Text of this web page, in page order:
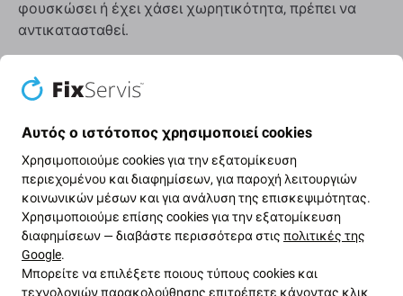
φουσκώσει ή έχει χάσει χωρητικότητα, πρέπει να
αντικατασταθεί.
Πότε πρέπει να αντικαταστήσετε την μπαταρία;
η συσκευή αποφορτίζεται γρήγορα
η συσκευή υπερθερμαίνεται
η συσκευή δεν μπορεί να φορτιστεί στο 100%
η συσκευή δεν υποδεικνύει σωστά την
κατάσταση της μπαταρίας
Ποιότητα ανταλλακτικών
Αυτός ο ιστότοπος χρησιμοποιεί cookies
Χρησιμοποιούμε cookies για την εξατομίκευση
περιεχομένου και διαφημίσεων, για παροχή λειτουργιών
κοινωνικών μέσων και για ανάλυση της επισκεψιμότητας.
Χρησιμοποιούμε επίσης cookies για την εξατομίκευση
διαφημίσεων — διαβάστε περισσότερα στις πολιτικές της
Google.
Μπορείτε να επιλέξετε ποιους τύπους cookies και
τεχνολογιών παρακολούθησης επιτρέπετε κάνοντας κλικ